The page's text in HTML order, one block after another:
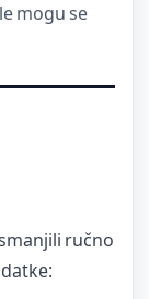
mogu se
ručno